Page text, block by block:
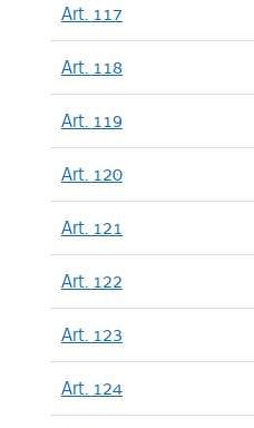
Art. 117
Art. 118
Art. 119
Art. 120
Art. 121
Art. 122
Art. 123
Art. 124